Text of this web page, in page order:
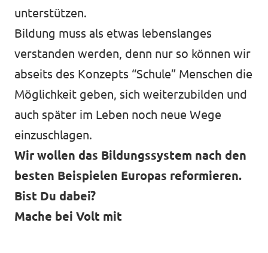
unterstützen.
Bildung muss als etwas lebenslanges
verstanden werden, denn nur so können wir
abseits des Konzepts “Schule” Menschen die
Möglichkeit geben, sich weiterzubilden und
auch später im Leben noch neue Wege
einzuschlagen.
Wir wollen das Bildungssystem nach den
besten Beispielen Europas reformieren.
Bist Du dabei?
Mache bei Volt mit